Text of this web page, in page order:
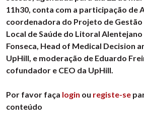
11h30, conta com a participação de
coordenadora do Projeto de Gestão
Local de Saúde do Litoral Alentejano
Fonseca, Head of Medical Decision
UpHill, e moderação de Eduardo
cofundador e CEO da UpHill.
Por favor faça login ou registe-se
conteúdo